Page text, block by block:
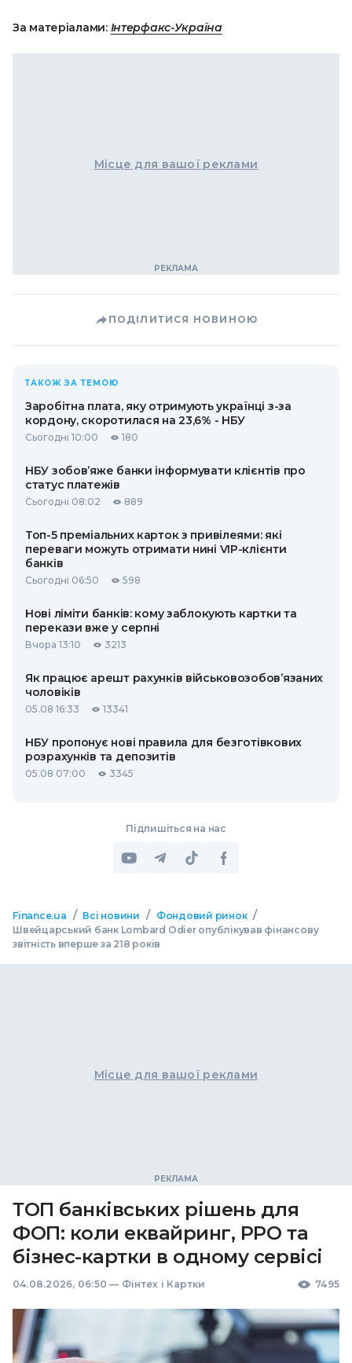
За матеріалами: Інтерфакс-Україна
Місце для вашої реклами
ПОДІЛИТИСЯ НОВИНОЮ
ТАКОЖ ЗА ТЕМОЮ
Заробітна плата, яку отримують українці з-за
кордону, скоротилася на 23,6% - НБУ
Сьогодні 10:00 180
НБУ зобов’яже банки інформувати клієнтів про
статус платежів
Сьогодні 08:02 889
Топ-5 преміальних карток з привілеями: які
переваги можуть отримати нині VIP-клієнти
банків
Сьогодні 06:50 598
Нові ліміти банків: кому заблокують картки та
перекази вже у серпні
Вчора 13:10 3213
Як працює арешт рахунків військовозобов’язаних
чоловіків
05.08 16:33 13341
НБУ пропонує нові правила для безготівкових
розрахунків та депозитів
05.08 07:00 3345
Підпишіться на нас
Finance.ua / Всі новини / Фондовий ринок /
Швейцарський банк Lombard Odier опублікував фінансову
звітність вперше за 218 років
Місце для вашої реклами
ТОП банківських рішень для
ФОП: коли еквайринг, РРО та
бізнес-картки в одному сервісі
04.08.2026, 06:50 — Фінтех і Картки 7495